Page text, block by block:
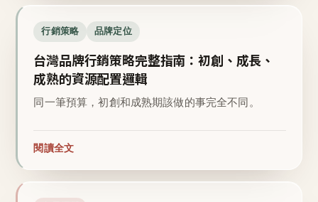
行銷策略 品牌定位
台灣品牌行銷策略完整指南：初創、成長、
成熟的資源配置邏輯
同一筆預算，初創和成熟期該做的事完全不同。
閱讀全文